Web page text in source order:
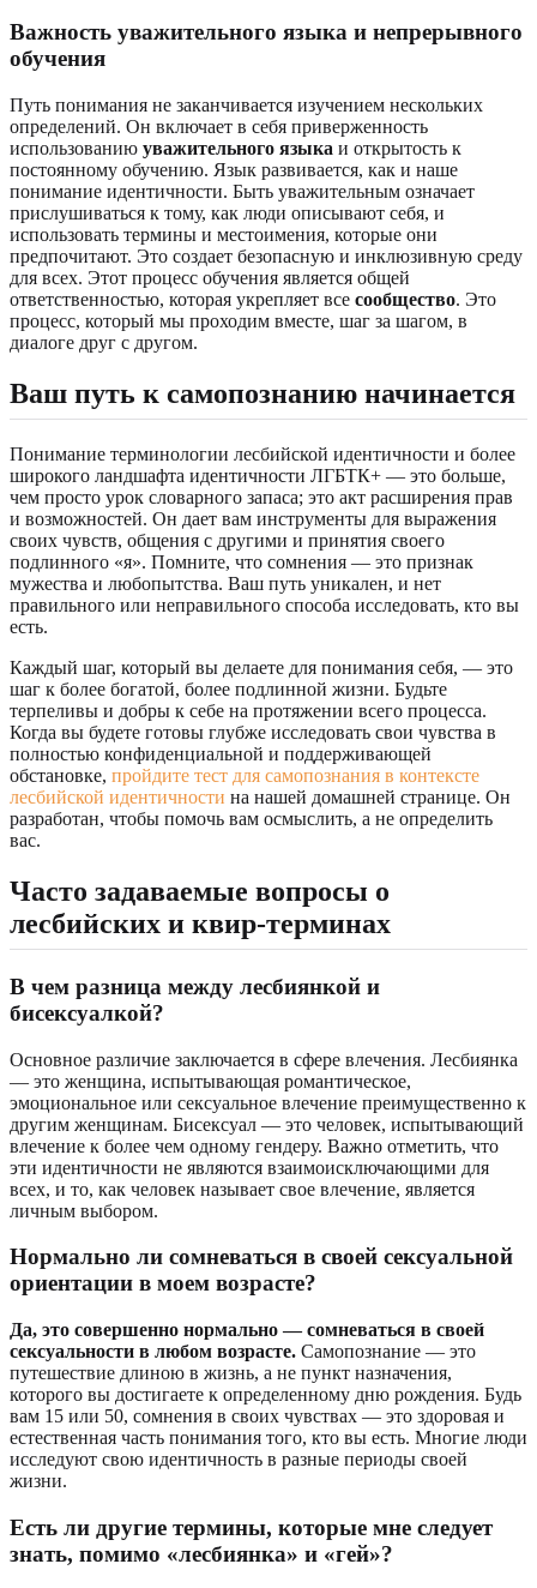
Важность уважительного языка и непрерывного
обучения
Путь понимания не заканчивается изучением нескольких
определений. Он включает в себя приверженность
использованию уважительного языка и открытость к
постоянному обучению. Язык развивается, как и наше
понимание идентичности. Быть уважительным означает
прислушиваться к тому, как люди описывают себя, и
использовать термины и местоимения, которые они
предпочитают. Это создает безопасную и инклюзивную среду
для всех. Этот процесс обучения является общей
ответственностью, которая укрепляет все сообщество. Это
процесс, который мы проходим вместе, шаг за шагом, в
диалоге друг с другом.
Ваш путь к самопознанию начинается
Понимание терминологии лесбийской идентичности и более
широкого ландшафта идентичности ЛГБТК+ — это больше,
чем просто урок словарного запаса; это акт расширения прав
и возможностей. Он дает вам инструменты для выражения
своих чувств, общения с другими и принятия своего
подлинного «я». Помните, что сомнения — это признак
мужества и любопытства. Ваш путь уникален, и нет
правильного или неправильного способа исследовать, кто вы
есть.
Каждый шаг, который вы делаете для понимания себя, — это
шаг к более богатой, более подлинной жизни. Будьте
терпеливы и добры к себе на протяжении всего процесса.
Когда вы будете готовы глубже исследовать свои чувства в
полностью конфиденциальной и поддерживающей
обстановке, пройдите тест для самопознания в контексте
лесбийской идентичности на нашей домашней странице. Он
разработан, чтобы помочь вам осмыслить, а не определить
вас.
Часто задаваемые вопросы о
лесбийских и квир-терминах
В чем разница между лесбиянкой и
бисексуалкой?
Основное различие заключается в сфере влечения. Лесбиянка
— это женщина, испытывающая романтическое,
эмоциональное или сексуальное влечение преимущественно к
другим женщинам. Бисексуал — это человек, испытывающий
влечение к более чем одному гендеру. Важно отметить, что
эти идентичности не являются взаимоисключающими для
всех, и то, как человек называет свое влечение, является
личным выбором.
Нормально ли сомневаться в своей сексуальной
ориентации в моем возрасте?
Да, это совершенно нормально — сомневаться в своей
сексуальности в любом возрасте. Самопознание — это
путешествие длиною в жизнь, а не пункт назначения,
которого вы достигаете к определенному дню рождения. Будь
вам 15 или 50, сомнения в своих чувствах — это здоровая и
естественная часть понимания того, кто вы есть. Многие люди
исследуют свою идентичность в разные периоды своей
жизни.
Есть ли другие термины, которые мне следует
знать, помимо «лесбиянка» и «гей»?